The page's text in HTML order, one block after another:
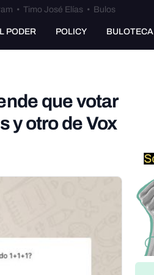
• Timo José Elías • Bulos
PODER POLICY BULOTECA
que votar
y otro de Vox